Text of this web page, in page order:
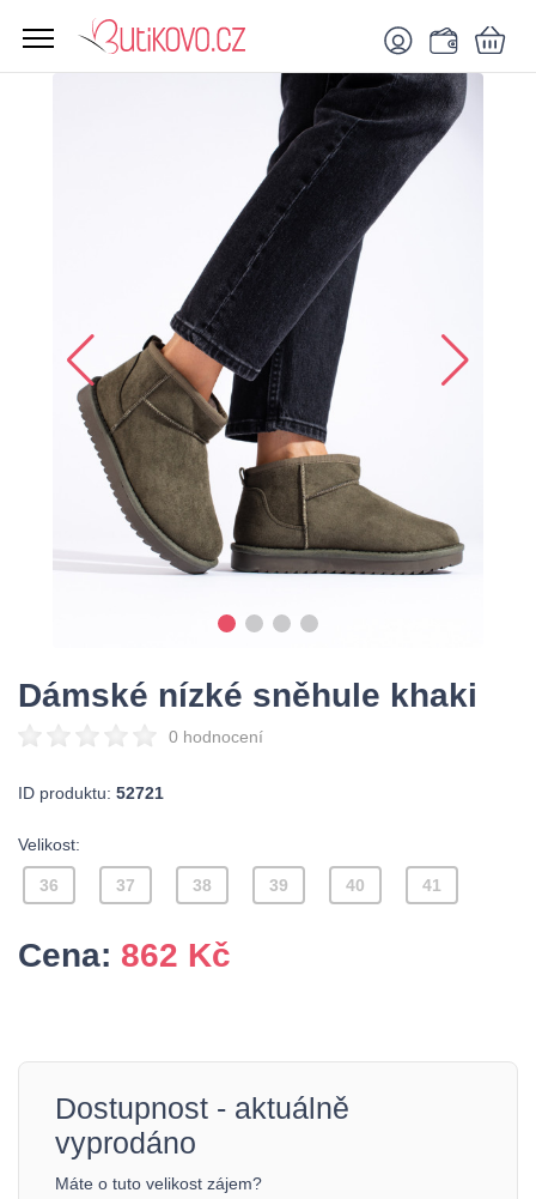
Dámské nízké sněhule khaki
0 hodnocení
ID produktu: 52721
Velikost:
36 37 38 39 40 41
Cena: 862 Kč
Dostupnost - aktuálně
vyprodáno
Máte o tuto velikost zájem?